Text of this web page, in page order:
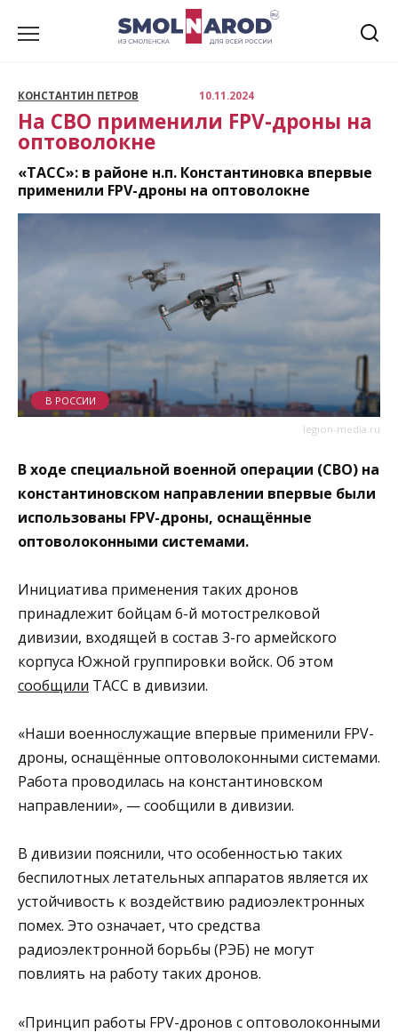
КОНСТАНТИН ПЕТРОВ 10.11.2024
На СВО применили FPV-дроны на
оптоволокне
«ТАСС»: в районе н.п. Константиновка впервые
применили FPV-дроны на оптоволокне
legion-media.ru
В РОССИИ
В ходе специальной военной операции (СВО) на
константиновском направлении впервые были
использованы FPV-дроны, оснащённые
оптоволоконными системами.
Инициатива применения таких дронов
принадлежит бойцам 6-й мотострелковой
дивизии, входящей в состав 3-го армейского
корпуса Южной группировки войск. Об этом
сообщили ТАСС в дивизии.
«Наши военнослужащие впервые применили FPV-
дроны, оснащённые оптоволоконными системами.
Работа проводилась на константиновском
направлении», — сообщили в дивизии.
В дивизии пояснили, что особенностью таких
беспилотных летательных аппаратов является их
устойчивость к воздействию радиоэлектронных
помех. Это означает, что средства
радиоэлектронной борьбы (РЭБ) не могут
повлиять на работу таких дронов.
«Принцип работы FPV-дронов с оптоволоконными